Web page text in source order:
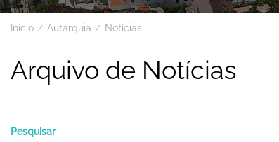
Início Autarquia Notícias
Arquivo de Notícias
Pesquisar